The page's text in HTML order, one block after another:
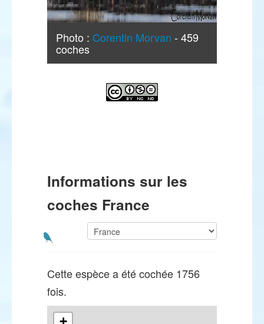
Photo : Corentin Morvan - 459
coches
Informations sur les
coches France
Cette espèce a été cochée 1756
fois.